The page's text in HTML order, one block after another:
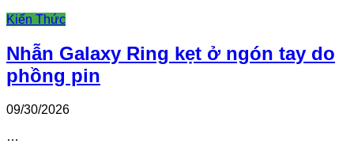
Kiến Thức
Nhẫn Galaxy Ring kẹt ở ngón tay do
phồng pin
09/30/2026
…